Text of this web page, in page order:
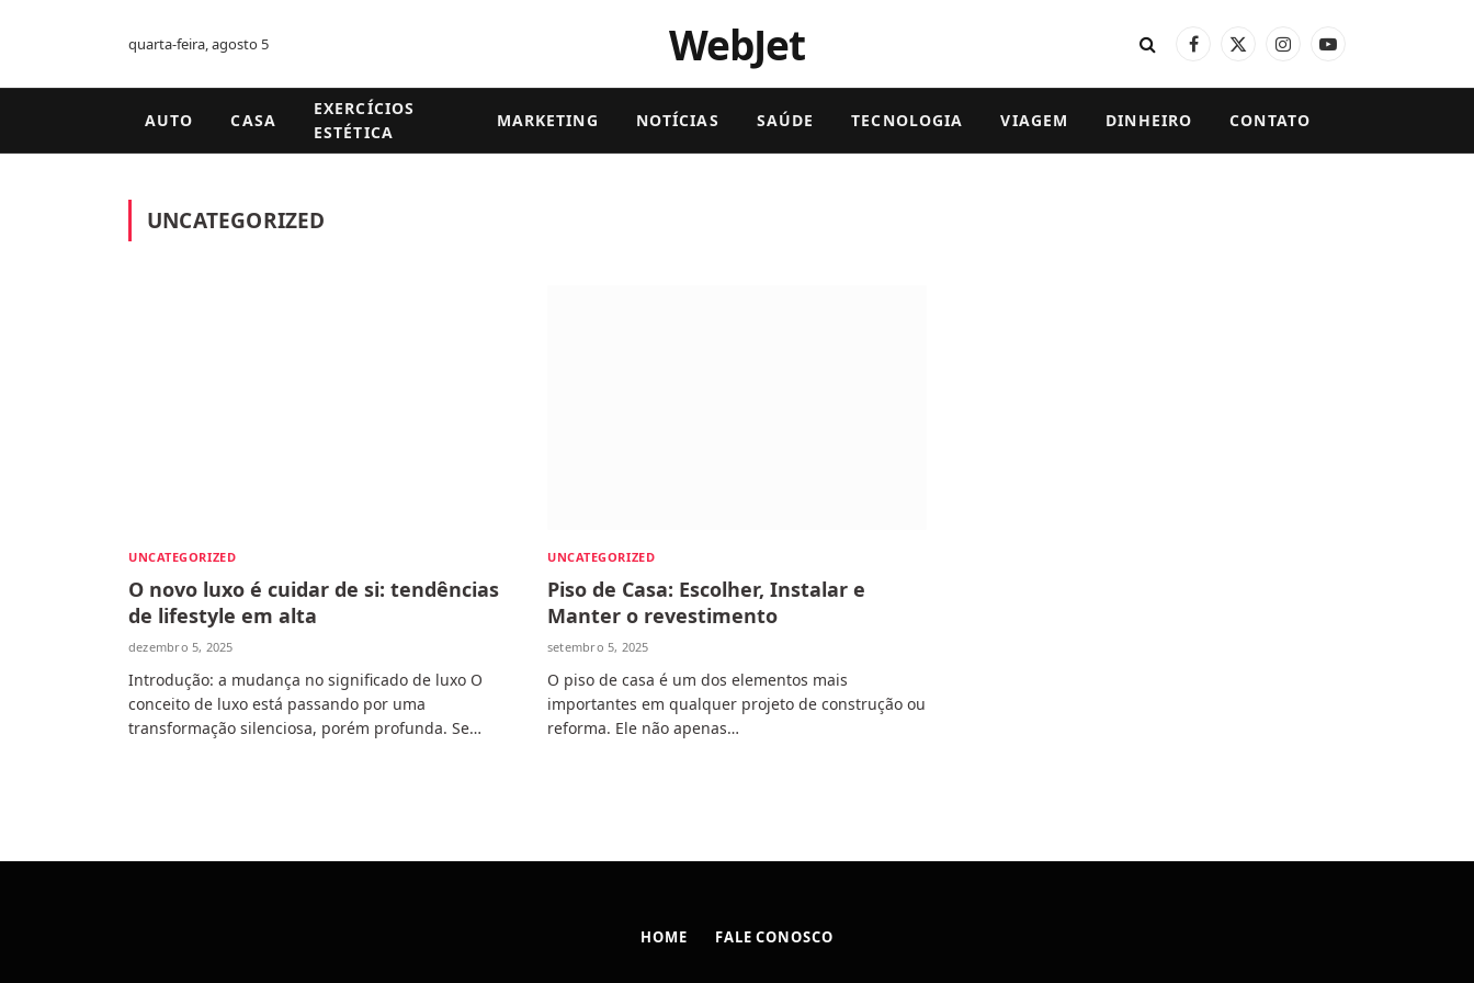
quarta-feira, agosto 5 WebJet Facebook
X
InstagramYouTube
AUTO CASA
EXERCÍCIOS
ESTÉTICA
MARKETING NOTÍCIAS SAÚDE TECNOLOGIA VIAGEM DINHEIRO CONTATO
UNCATEGORIZED
UNCATEGORIZED
O novo luxo é cuidar de si: tendências
de lifestyle em alta
dezembro 5, 2025
Introdução: a mudança no significado de luxo O
conceito de luxo está passando por uma
transformação silenciosa, porém profunda. Se…
UNCATEGORIZED
Piso de Casa: Escolher, Instalar e
Manter o revestimento
setembro 5, 2025
O piso de casa é um dos elementos mais
importantes em qualquer projeto de construção ou
reforma. Ele não apenas…
HOME FALE CONOSCO